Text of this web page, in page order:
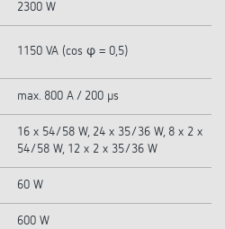
2300 W
1150 VA (cos φ = 0,5)
max. 800 A / 200 µs
16 x 54/58 W, 24 x 35/36 W, 8 x 2 x
54/58 W, 12 x 2 x 35/36 W
60 W
600 W